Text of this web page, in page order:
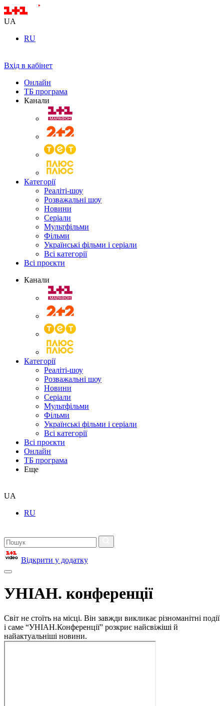
UA
RU
Вхід в кабінет
Онлайн
ТБ програма
Канали
Категорії
Реаліті-шоу
Розважальні шоу
Новини
Серіали
Мультфільми
Фільми
Українські фільми і серіали
Всі категорії
Всі проєкти
Канали
Категорії
Реаліті-шоу
Розважальні шоу
Новини
Серіали
Мультфільми
Фільми
Українські фільми і серіали
Всі категорії
Всі проєкти
Онлайн
ТБ програма
Еще
UA
RU
Відкрити у додатку
УНІАН. конференції
Світ не стоїть на місці. Він завжди викликає різноманітні події
і саме “УНІАН.Конференції” розкриє найсвіжіші й
найактуальніші новини.